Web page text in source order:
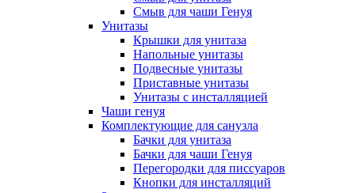
Смыв для чаши Генуя
Унитазы
Крышки для унитаза
Напольные унитазы
Подвесные унитазы
Приставные унитазы
Унитазы с инсталляцией
Чаши генуя
Комплектующие для санузла
Бачки для унитаза
Бачки для чаши Генуя
Перегородки для писсуаров
Кнопки для инсталляций